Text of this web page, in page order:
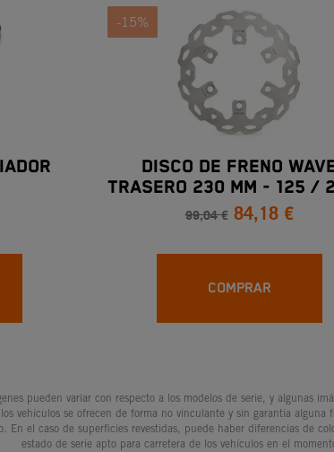
-15%
DISCO DE FRENO
TRASERO 230 MM - 125 /
250 / 390 DUKE 13 – 19 /
125 / 200 / 250 / 390 14 –
99,04 € 84,18 €
COMPRAR
pueden variar con respecto a los modelos de serie, y algunas
vehículos se ofrecen de forma no vinculante y sin garantía
el caso de superficies revestidas, puede haber diferencias de
estado de serie apto para carretera de los vehículos en el